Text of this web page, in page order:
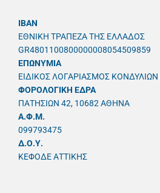
IBAN
ΕΘΝΙΚΗ ΤΡΑΠΕΖΑ ΤΗΣ ΕΛΛΑΔΟΣ
GR4801100800000008054509859
ΕΠΩΝΥΜΙΑ
ΕΙΔΙΚΟΣ ΛΟΓΑΡΙΑΣΜΟΣ
ΦΟΡΟΛΟΓΙΚΗ ΕΔΡΑ
ΠΑΤΗΣΙΩΝ 42, 10682 ΑΘΗΝΑ
A.Φ.Μ.
099793475
Δ.Ο.Υ.
ΚΕΦΟΔΕ ΑΤΤΙΚΗΣ